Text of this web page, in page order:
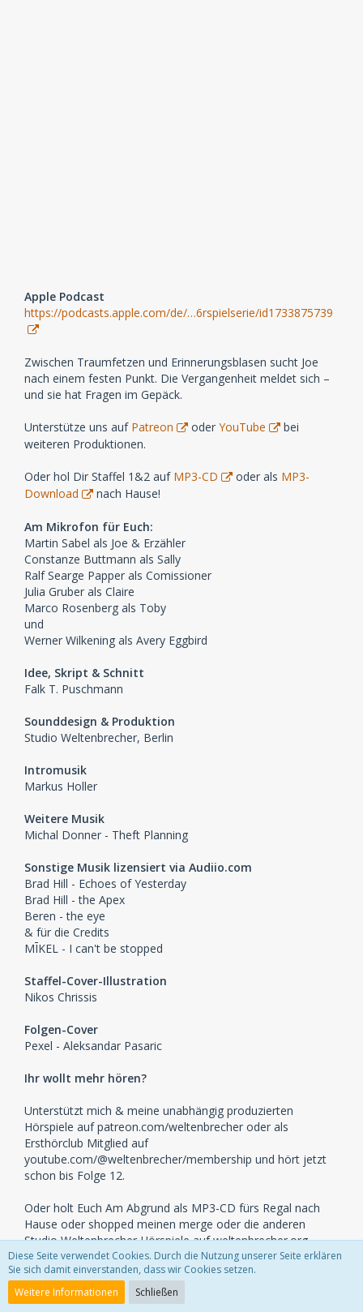
Apple Podcast
https://podcasts.apple.com/de/…6rspielserie/id1733875739
Zwischen Traumfetzen und Erinnerungsblasen sucht Joe
nach einem festen Punkt. Die Vergangenheit meldet sich –
und sie hat Fragen im Gepäck.
Unterstütze uns auf Patreon oder YouTube
bei
weiteren Produktionen.
Oder hol Dir Staffel 1&2 auf MP3-CD oder als MP3-
Download
nach Hause!
Am Mikrofon für Euch:
Martin Sabel als Joe & Erzähler
Constanze Buttmann als Sally
Ralf Searge Papper als Comissioner
Julia Gruber als Claire
Marco Rosenberg als Toby
und
Werner Wilkening als Avery Eggbird
Idee, Skript & Schnitt
Falk T. Puschmann
Sounddesign & Produktion
Studio Weltenbrecher, Berlin
Intromusik
Markus Holler
Weitere Musik
Michal Donner - Theft Planning
Sonstige Musik lizensiert via Audiio.com
Brad Hill - Echoes of Yesterday
Brad Hill - the Apex
Beren - the eye
& für die Credits
MĪKEL - I can't be stopped
Staffel-Cover-Illustration
Nikos Chrissis
Folgen-Cover
Pexel - Aleksandar Pasaric
Ihr wollt mehr hören?
Unterstützt mich & meine unabhängig produzierten
Hörspiele auf patreon.com/weltenbrecher oder als
Ersthörclub Mitglied auf
youtube.com/@weltenbrecher/membership und hört jetzt
schon bis Folge 12.
Oder holt Euch Am Abgrund als MP3-CD fürs Regal nach
Hause oder shopped meinen merge oder die anderen
Studio Weltenbrecher Hörspiele auf weltenbrecher.org.
Der Podcast gefällt Euch? Eine positive Bewertung auf
einem Podcastportal Eurer Wahl hilft immens und nicht
vergessen, sharing is caring!
Diese Seite verwendet Cookies. Durch die Nutzung unserer Seite erklären
Sie sich damit einverstanden, dass wir Cookies setzen.
Weitere Informationen
Schließen